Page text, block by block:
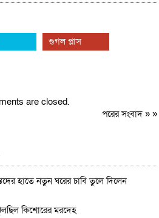
গুগল প্লাস
are closed.
পরের সংবাদ» »
হাতে নতুন ঘরের চাবি তুলে দিলেন
কিশোরের মরদেহ